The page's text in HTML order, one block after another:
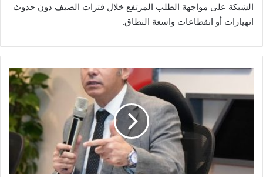
الشبكة على مواجهة الطلب المرتفع خلال فترات الصيف دون حدوث
انهيارات أو انقطاعات واسعة النطاق.
الرقابة
نظام
والتحكيم
على